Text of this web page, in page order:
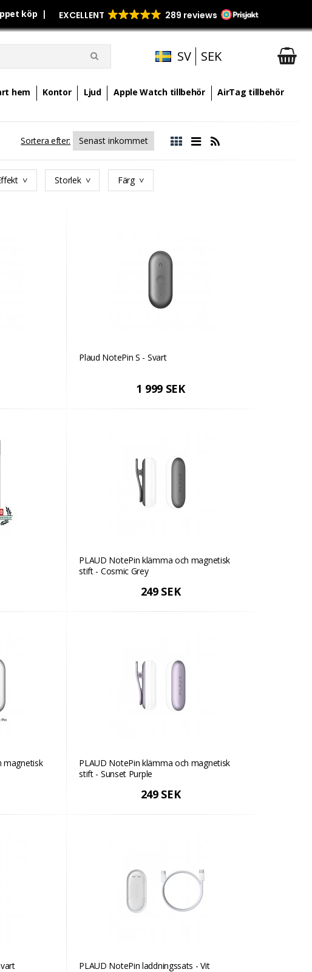
köp |
SV SEK
hem Kontor Ljud Apple Watch tillbehör AirTag tillbehör
Sortera efter:
Storlek Färg
Plaud NotePin S - Svart
1 999 SEK
PLAUD NotePin klämma och magnetisk
stift - Cosmic Grey
249 SEK
magnetisk
PLAUD NotePin klämma och magnetisk
stift - Sunset Purple
249 SEK
PLAUD NotePin laddningssats - Vit